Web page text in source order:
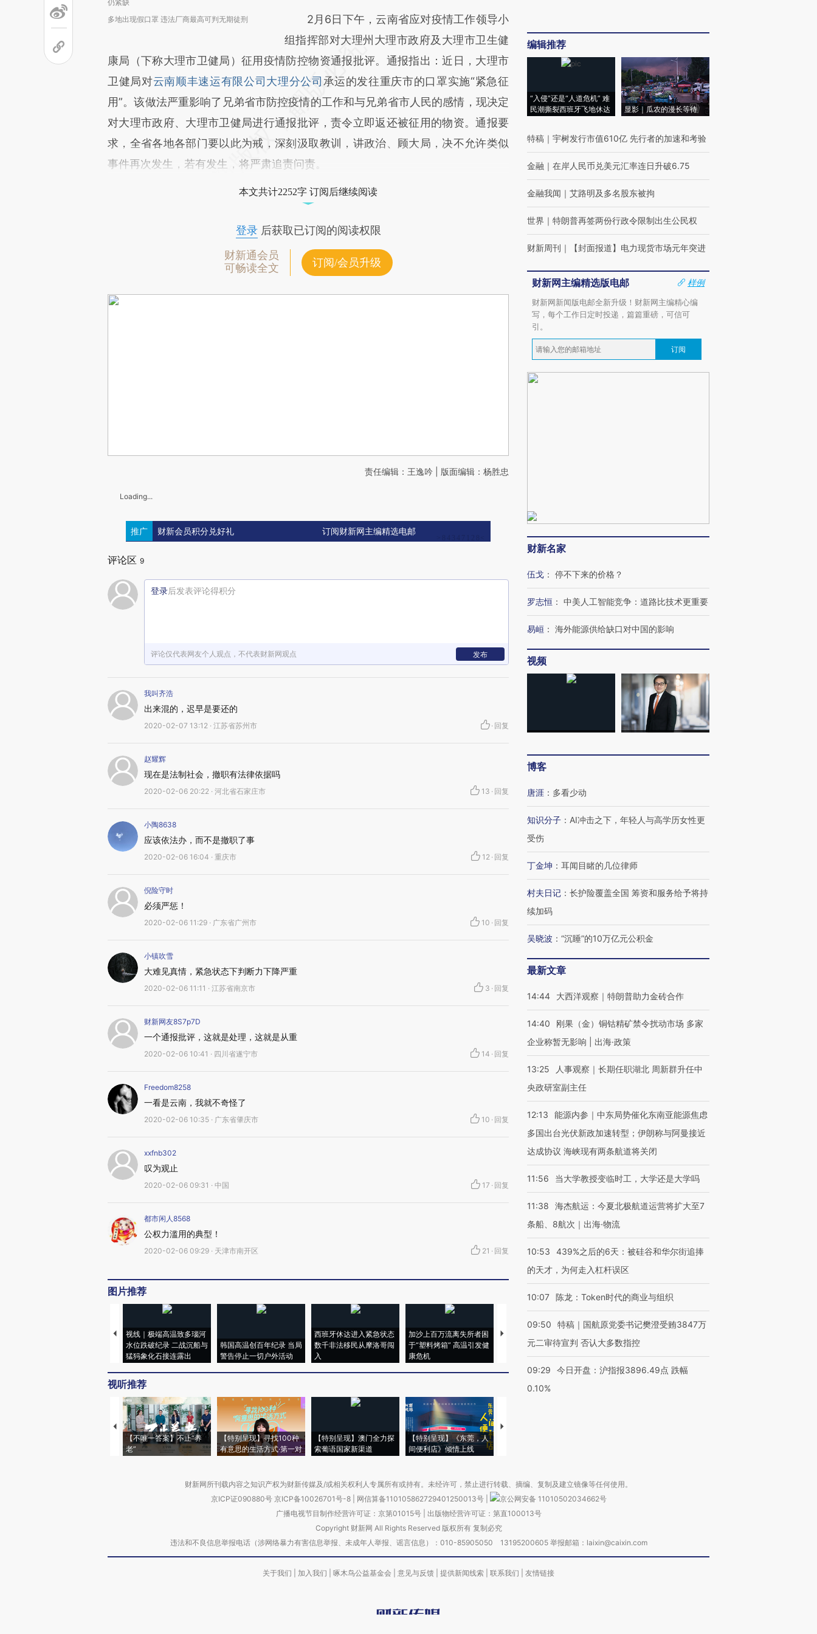
仍紧缺
多地出现假口罩 违法厂商最高可判无期徒刑
2月6日下午，云南省应对疫情工作领导小
组指挥部对大理州大理市政府及大理市卫生健
康局（下称大理市卫健局）征用疫情防控物资通报批评。通报指出：近日，大理市
卫健局对云南顺丰速运有限公司大理分公司 承运的发往重庆市的口罩实施“紧急征
用”。该做法严重影响了兄弟省市防控疫情的工作和与兄弟省市人民的感情，现决定
对大理市政府、大理市卫健局进行通报批评，责令立即返还被征用的物资。通报要
求，全省各地各部门要以此为戒，深刻汲取教训，讲政治、顾大局，决不允许类似
事件再次发生，若有发生，将严肃追责问责。
本文共计2252字 订阅后继续阅读
登录后获取已订阅的阅读权限
财新通会员
可畅读全文
订阅/会员升级
责任编辑：王逸吟 | 版面编辑：杨胜忠
Loading...
推广 财新会员积分兑好礼 订阅财新网主编精选电邮
评论区 9
登录后发表评论得积分
评论仅代表网友个人观点，不代表财新网观点 发布
我叫齐浩
出来混的，迟早是要还的
2020-02-07 13:12 · 江苏省苏州市 · 回复
赵耀辉
现在是法制社会，撤职有法律依据吗
2020-02-06 20:22 · 河北省石家庄市 13 · 回复
小陶8638
应该依法办，而不是撤职了事
2020-02-06 16:04 · 重庆市 12 · 回复
倪险守时
必须严惩！
2020-02-06 11:29 · 广东省广州市 10 · 回复
小镇吹雪
大难见真情，紧急状态下判断力下降严重
2020-02-06 11:11 · 江苏省南京市 3 · 回复
财新网友8S7p7D
一个通报批评，这就是处理，这就是从重
2020-02-06 10:41 · 四川省遂宁市 14 · 回复
Freedom8258
一看是云南，我就不奇怪了
2020-02-06 10:35 · 广东省肇庆市 10 · 回复
xxfnb302
叹为观止
2020-02-06 09:31 · 中国 17 · 回复
都市闲人8568
公权力滥用的典型！
2020-02-06 09:29 · 天津市南开区 21 · 回复
图片推荐
视线｜极端高温致多瑙河
水位跌破纪录 二战沉船与
猛犸象化石接连露出
韩国高温创百年纪录 当局
警告停止一切户外活动
西班牙休达进入紧急状态
数千非法移民从摩洛哥闯
入
加沙上百万流离失所者困
于“塑料烤箱” 高温引发健
康危机
视线｜HYROX的吸金
术：是什么让中产们甘
心“花钱找虐”？
粒摇头丸 尿检体内含3种
毒品
育部长拱下台
视听推荐
【不唯一答案】不止“养
老”
【特别呈现】寻找100种
有意思的生活方式·第一对
【特别呈现】澳门全力探
索葡语国家新渠道
【特别呈现】《东莞，人
间便利店》倾情上线
【推广】走进第四届链博
编辑推荐
“入侵”还是“人道危机” 难
民潮撕裂西班牙飞地休达
显影｜瓜农的漫长等待
特稿 ｜ 宇树发行市值610亿 先行者的加速和考验
金融 ｜ 在岸人民币兑美元汇率连日升破6.75
金融我闻 ｜ 艾路明及多名股东被拘
世界 ｜ 特朗普再签两份行政令限制出生公民权
财新周刊 ｜ 【封面报道】电力现货市场元年突进
财新网主编精选版电邮
样例
财新网新闻版电邮全新升级！财新网主编精心编
写，每个工作日定时投递，篇篇重磅，可信可
引。
订阅
财新名家
伍戈 ： 停不下来的价格？
罗志恒 ： 中美人工智能竞争：道路比技术更重要
易峘 ： 海外能源供给缺口对中国的影响
视频
博客
唐涯 ： 多看少动
知识分子 ： AI冲击之下，年轻人与高学历女性更
受伤
丁金坤 ： 耳闻目睹的几位律师
村夫日记 ： 长护险覆盖全国 筹资和服务给予将持
续加码
吴晓波 ： “沉睡”的10万亿元公积金
最新文章
14:44 大西洋观察｜特朗普助力金砖合作
14:40
刚果（金）铜钴精矿禁令扰动市场 多家
企业称暂无影响 | 出海·政策
13:25
人事观察｜长期任职湖北 周新群升任中
央政研室副主任
12:13
能源内参｜中东局势催化东南亚能源焦虑
多国出台光伏新政加速转型；伊朗称与阿曼接近
达成协议 海峡现有两条航道将关闭
11:56 当大学教授变临时工，大学还是大学吗
11:38
海杰航运：今夏北极航道运营将扩大至7
条船、8航次｜出海·物流
10:53
439%之后的6天：被硅谷和华尔街追捧
的天才，为何走入杠杆误区
10:07 陈龙：Token时代的商业与组织
09:50
特稿｜国航原党委书记樊澄受贿3847万
元二审待宣判 否认大多数指控
09:29
今日开盘：沪指报3896.49点 跌幅
0.10%
财新网所刊载内容之知识产权为财新传媒及/或相关权利人专属所有或持有。未经许可，禁止进行转载、摘编、复制及建立镜像等任何使用。
京ICP证090880号 京ICP备10026701号-8 网信算备110105862729401250013号
京公网安备 11010502034662号
广播电视节目制作经营许可证：京第01015号| 出版物经营许可证：第直100013号
Copyright 财新网 All Rights Reserved 版权所有 复制必究
违法和不良信息举报电话（涉网络暴力有害信息举报、未成年人举报、谣言信息）：010-85905050 13195200605 举报邮箱：laixin@caixin.com
关于我们 加入我们 啄木鸟公益基金会 意见与反馈 提供新闻线索 联系我们 友情链接